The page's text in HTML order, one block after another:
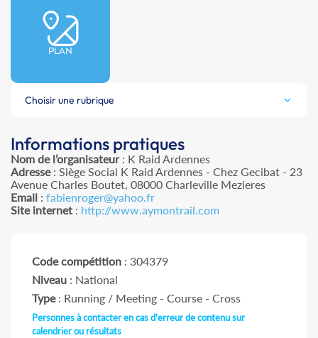
PLAN
Choisir une rubrique
Informations pratiques
Nom de l’organisateur: K Raid Ardennes
Adresse: Siège Social K Raid Ardennes - Chez Gecibat - 23
Avenue Charles Boutet, 08000 Charleville Mezieres
Email : fabienroger@yahoo.fr
Site internet : http://www.aymontrail.com
Code compétition : 304379
Niveau : National
Type: Running / Meeting - Course - Cross
Personnes à contacter en cas d'erreur de contenu sur
calendrier ou résultats